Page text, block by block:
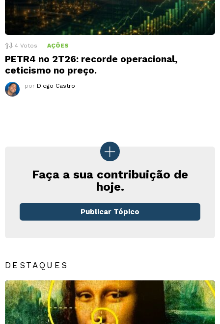
4 Votos AÇÕES
PETR4 no 2T26: recorde operacional,
ceticismo no preço.
por Diego Castro
Faça a sua contribuição de
hoje.
Publicar Tópico
DESTAQUES